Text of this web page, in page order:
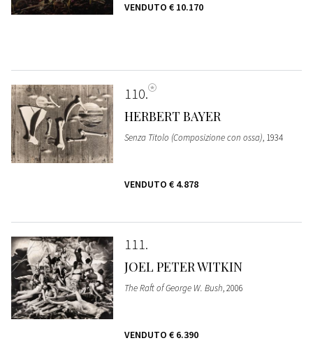
VENDUTO € 10.170
110
HERBERT BAYER
Senza Titolo (Composizione con ossa), 1934
VENDUTO € 4.878
111
JOEL PETER WITKIN
The Raft of George W. Bush, 2006
VENDUTO € 6.390